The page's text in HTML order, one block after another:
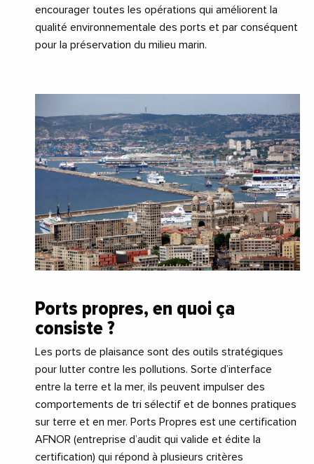
encourager toutes les opérations qui améliorent la
qualité environnementale des ports et par conséquent
pour la préservation du milieu marin.
Ports propres, en quoi ça
consiste ?
Les ports de plaisance sont des outils stratégiques
pour lutter contre les pollutions. Sorte d’interface
entre la terre et la mer, ils peuvent impulser des
comportements de tri sélectif et de bonnes pratiques
sur terre et en mer. Ports Propres est une certification
AFNOR (entreprise d’audit qui valide et édite la
certification) qui répond à plusieurs critères